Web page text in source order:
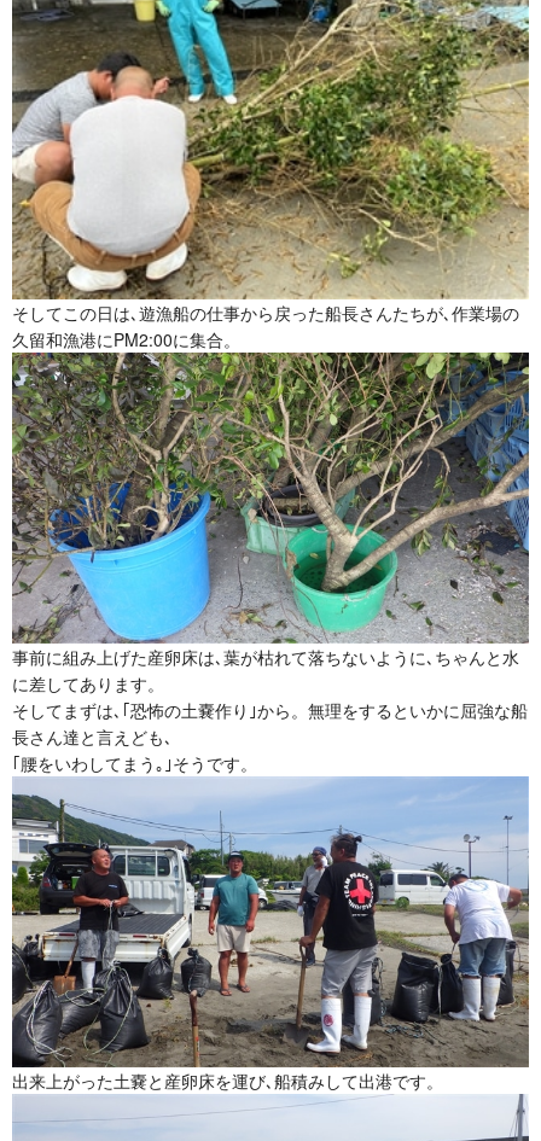
そしてこの日は､遊漁船の仕事から戻った船長さんたちが､作業場の
久留和漁港にPM2:00に集合。
事前に組み上げた産卵床は､葉が枯れて落ちないように､ちゃんと水
に差してあります。
そしてまずは､｢恐怖の土嚢作り｣から。無理をするといかに屈強な船
長さん達と言えども､
｢腰をいわしてまう｡｣そうです。
出来上がった土嚢と産卵床を運び､船積みして出港です。